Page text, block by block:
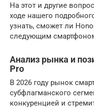
На этот и другие
ходе нашего
узнать, сможет ли
следующим
Анализ рынка и
Pro
В 2026 году рынок
субфлагманского
конкуренцией и